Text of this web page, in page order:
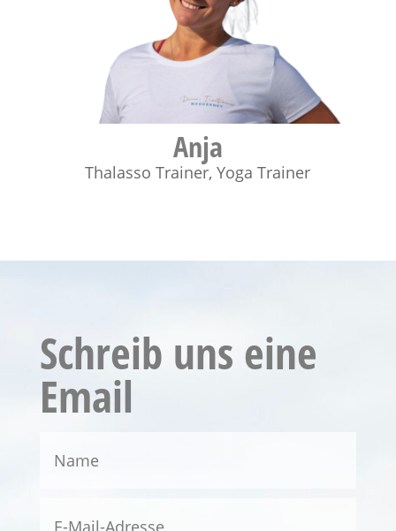
Anja
Thalasso Trainer,Yoga Trainer
Schreib uns eine
Email